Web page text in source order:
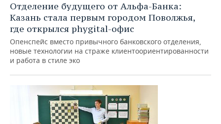
Отделение будущего от Альфа-Банка:
Казань стала первым городом Поволжья,
где открылся phygital-офис
Опенспейс вместо привычного банковского отделения,
новые технологии на страже клиентоориентированности
и работа в стиле эко